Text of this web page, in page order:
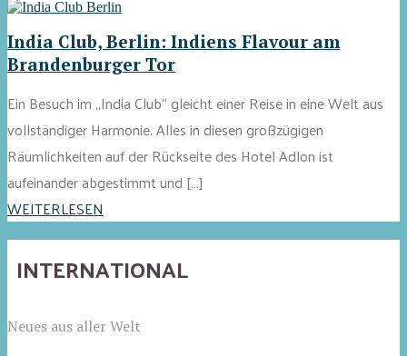
India Club, Berlin: Indiens Flavour am
Brandenburger Tor
Ein Besuch im „India Club“ gleicht einer Reise in eine Welt aus
vollständiger Harmonie. Alles in diesen großzügigen
Räumlichkeiten auf der Rückseite des Hotel Adlon ist
aufeinander abgestimmt und […]
WEITERLESEN
INTERNATIONAL
Neues aus aller Welt